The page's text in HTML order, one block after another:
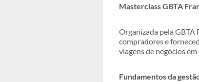
Masterclass GBTA
Organizada pela GBTA
compradores e
viagens de negócios
Fundamentos da